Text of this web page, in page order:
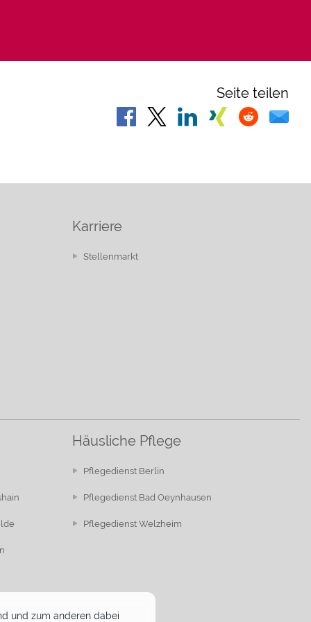
Seite teilen
Karriere
Stellenmarkt
Häusliche Pflege
Pflegedienst Berlin
Pflegedienst Bad Oeynhausen
Pflegedienst Welzheim
und zum anderen dabei